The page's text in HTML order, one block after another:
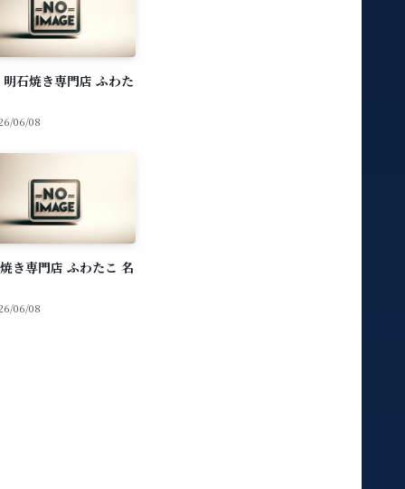
石焼き専門店 ふわた
06/08
き専門店 ふわたこ 名
06/08